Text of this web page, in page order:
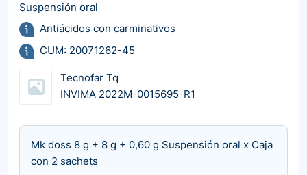
Suspensión oral
Antiácidos con carminativos
CUM: 20071262-45
Tecnofar Tq
INVIMA 2022M-0015695-R1
Mk doss 8 g + 8 g + 0,60 g Suspensión oral x Caja
con 2 sachets